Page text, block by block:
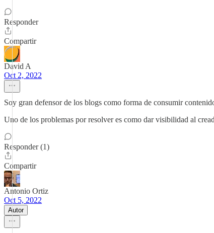
Responder
Compartir
David A
Oct 2, 2022
Soy gran defensor de los blogs como forma de consumir
Uno de los problemas por resolver es como dar visibilidad al
Responder (1)
Compartir
Antonio Ortiz
Oct 5, 2022
Autor